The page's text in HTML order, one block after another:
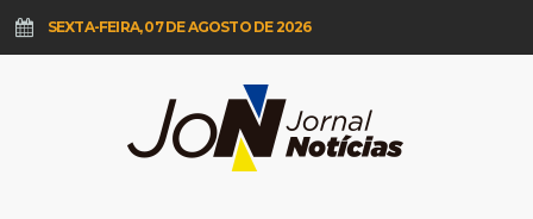
SEXTA-FEIRA, 07 DE AGOSTO DE 2026